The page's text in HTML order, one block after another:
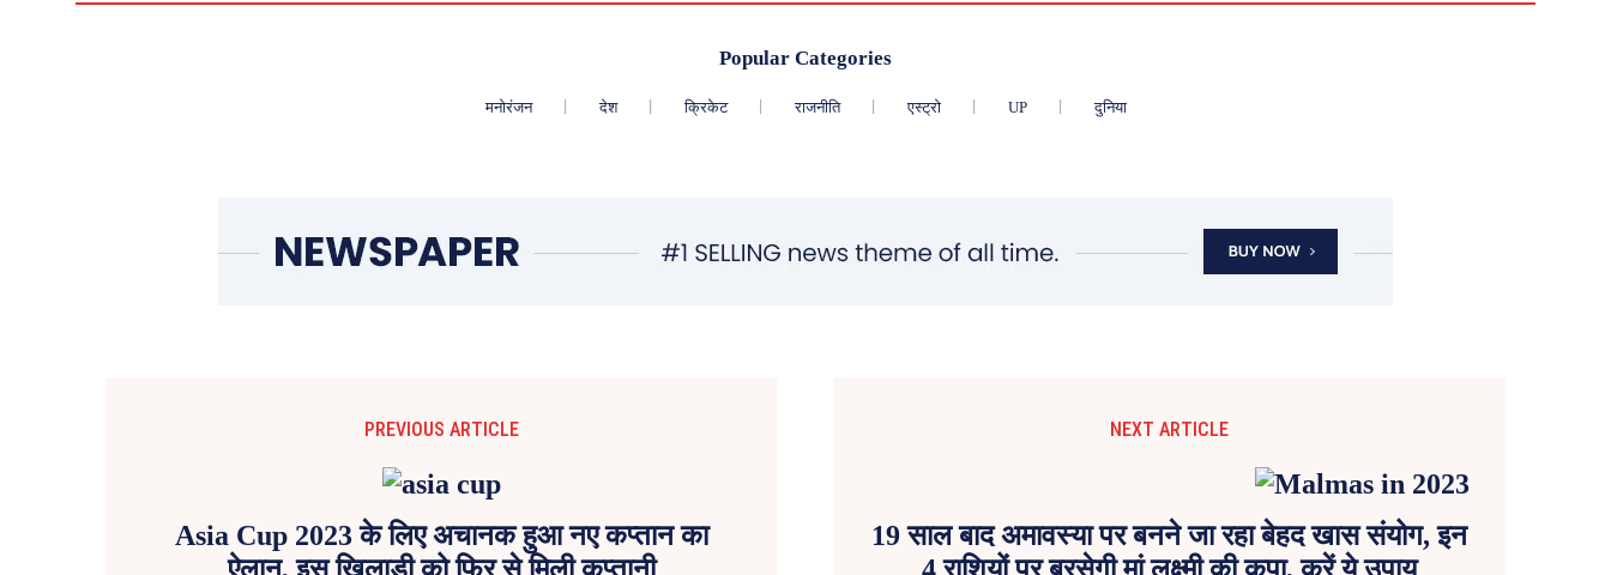
Popular Categories
मनोरंजन देश क्रिकेट राजनीति एस्ट्रो UP दुनिया
PREVIOUS ARTICLE
Asia Cup 2023 के लिए अचानक हुआ नए कप्तान का
NEXT ARTICLE
19 साल बाद अमावस्या पर बनने जा रहा बेहद खास संयोग, इन